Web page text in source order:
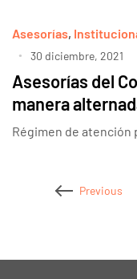
Asesorías,
30 diciembre, 2021
Asesorías del
manera
Régimen de atención
Previous